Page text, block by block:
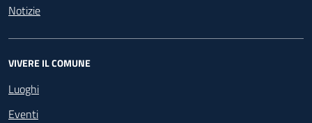
Notizie
VIVERE IL COMUNE
Luoghi
Eventi